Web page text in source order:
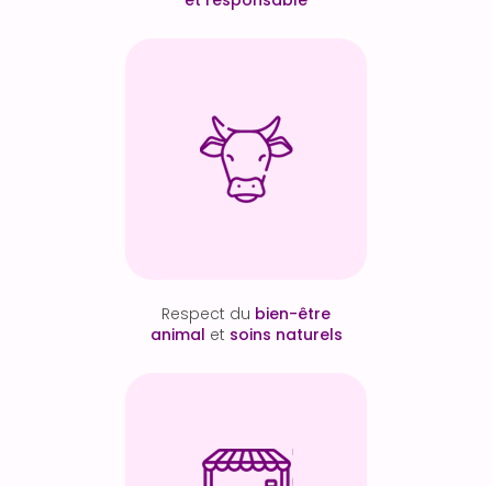
Respect du bien-être
animal et soins naturels